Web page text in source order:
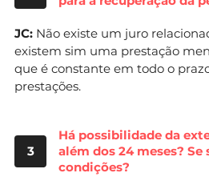
JC: Não existe um juro
existem sim uma prestação
que é constante em todo o
prestações.
3
Há possibilidade da
além dos 24 meses? Se
condições?